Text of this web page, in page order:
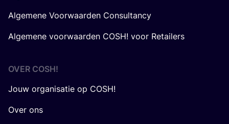
Algemene Voorwaarden Consultancy
Algemene voorwaarden COSH! voor Retailers
OVER COSH!
Jouw organisatie op COSH!
Over ons